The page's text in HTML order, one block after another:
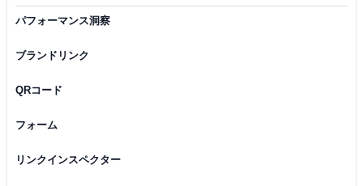
パフォーマンス洞察
ブランドリンク
QRコード
フォーム
リンクインスペクター